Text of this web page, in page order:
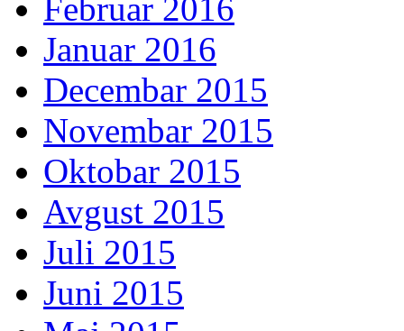
Februar 2016
Januar 2016
Decembar 2015
Novembar 2015
Oktobar 2015
Avgust 2015
Juli 2015
Juni 2015